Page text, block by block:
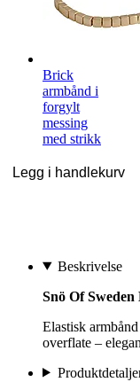
Brick
armbånd i
forgylt
messing
med strikk
Legg i handlekurv
Beskrivelse
Snö Of
Elastisk
overflate –